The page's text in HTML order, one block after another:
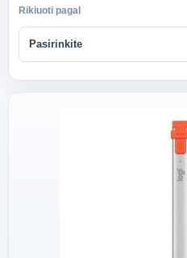
Rikiuoti pagal
Pasirinkite